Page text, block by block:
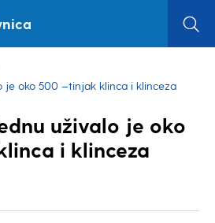
je oko 500 –tinjak klinca i klinceza
uživalo je oko
i klinceza